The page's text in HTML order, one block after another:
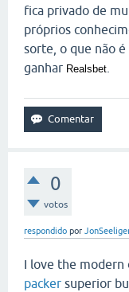
fica privado de
próprios
sorte, o que não
ganhar Realsbet
0
votos
respondido por
I love the modern
packer superior